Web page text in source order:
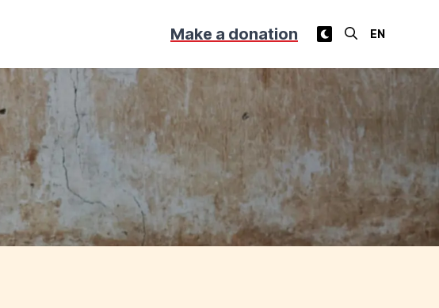
Make a donation